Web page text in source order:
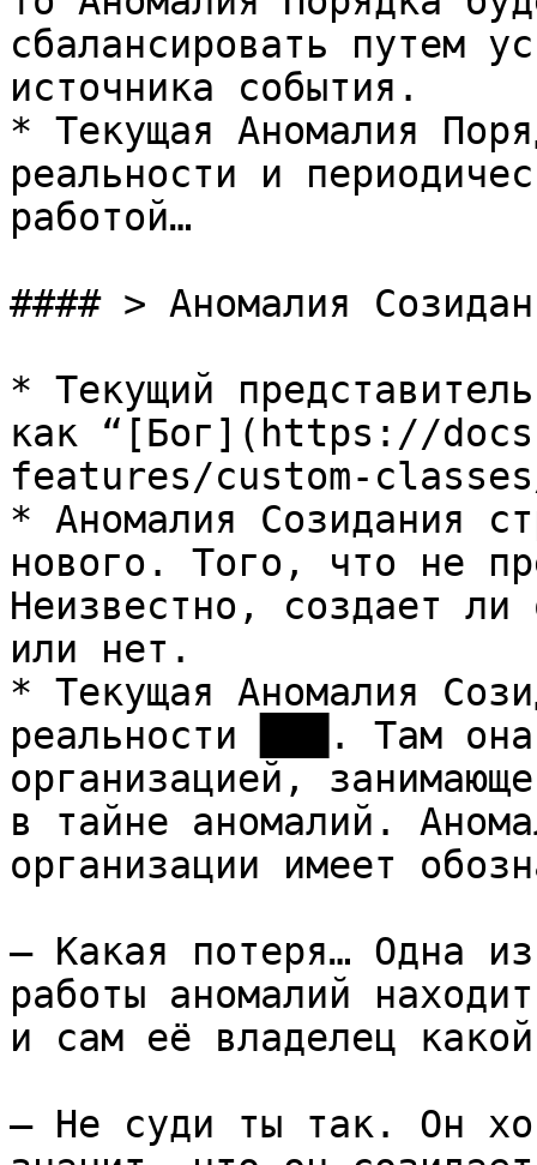
сбалансировать путем
источника события.
* Текущая Аномалия
реальности и
работой…
#### > Аномалия
* Текущий
как “[Бог](https://
features/custom-
* Аномалия Созидания
нового. Того, что не
Неизвестно, создает ли
или нет.
* Текущая Аномалия
реальности ███. Там
организацией,
в тайне аномалий.
организации имеет
– Какая потеря… Одна
работы аномалий
и сам её владелец
– Не суди ты так. Он